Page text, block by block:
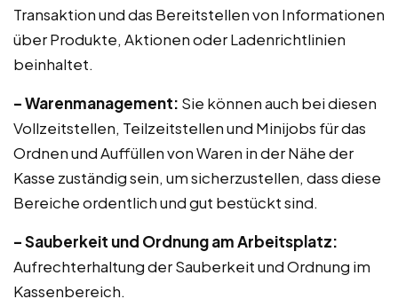
Transaktion und das Bereitstellen von Informationen
über Produkte, Aktionen oder Ladenrichtlinien
beinhaltet.
– Warenmanagement: Sie können auch bei diesen
Vollzeitstellen, Teilzeitstellen und Minijobs für das
Ordnen und Auffüllen von Waren in der Nähe der
Kasse zuständig sein, um sicherzustellen, dass diese
Bereiche ordentlich und gut bestückt sind.
– Sauberkeit und Ordnung am Arbeitsplatz:
Aufrechterhaltung der Sauberkeit und Ordnung im
Kassenbereich.